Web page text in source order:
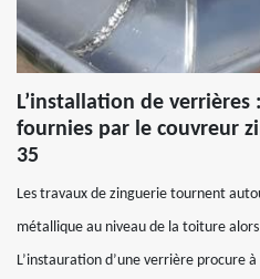
L’installation de
fournies par le couvreur
35
Les travaux de zinguerie tournent
métallique au niveau de la toiture
L’instauration d’une verrière procure